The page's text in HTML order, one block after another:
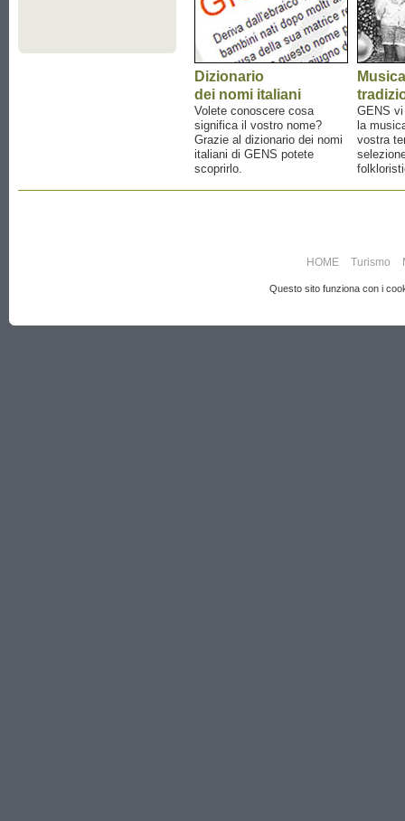
Dizionario
dei nomi italiani
Volete conoscere cosa
significa il vostro nome?
Grazie al dizionario dei nomi
italiani di GENS potete
scoprirlo.
Musica
GENS
la
vostra
HOME Turismo
Questo sito funziona con i